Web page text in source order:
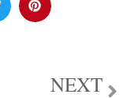
NEXT